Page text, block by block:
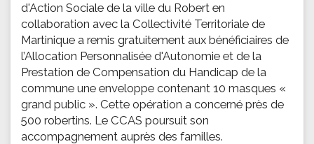
d'Action Sociale de la ville du Robert en
collaboration avec la Collectivité Territoriale de
Martinique a remis gratuitement aux bénéficiaires de
l’Allocation Personnalisée d'Autonomie et de la
Prestation de Compensation du Handicap de la
commune une enveloppe contenant 10 masques «
grand public ». Cette opération a concerné près de
500 robertins. Le CCAS poursuit son
accompagnement auprès des familles.